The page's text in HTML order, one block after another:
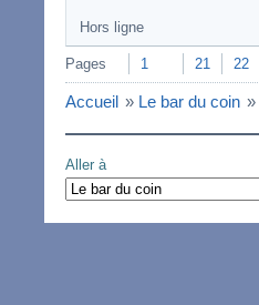
Hors ligne
Pages 1 21 22
Accueil » Le bar du coin »
Aller à